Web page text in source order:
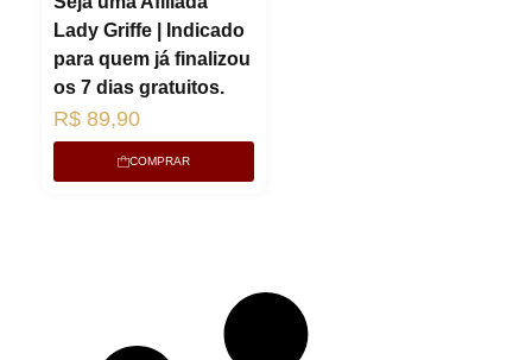
Lady Griffe | Indicado
para quem já finalizou
os 7 dias gratuitos.
R$ 89,90
COMPRAR